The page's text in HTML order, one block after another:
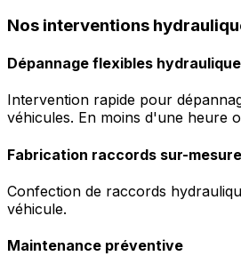
Nos interventions
Dépannage flexibles
Intervention rapide pour
véhicules. En moins d'une heure
Fabrication raccords sur-mesure
Confection de raccords
véhicule.
Maintenance préventive